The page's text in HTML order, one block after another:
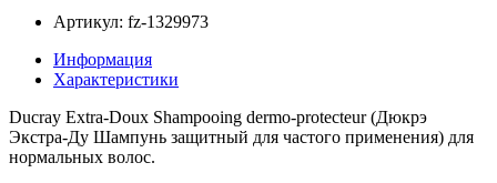
Артикул: fz-1329973
Информация
Характеристики
Ducray Extra-Doux Shampooing dermo-protecteur (Дюкрэ
Экстра-Ду Шампунь защитный для частого применения) для
нормальных волос.